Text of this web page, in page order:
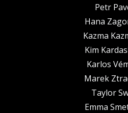
Petr
Hana
Kazma
Kim
Karlos
Marek
Taylor
Emma